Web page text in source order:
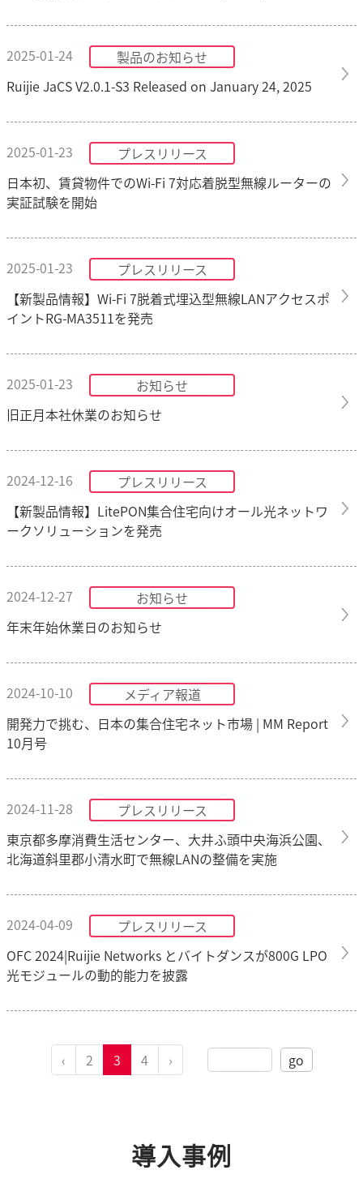
2025-01-24
製品のお知らせ
Ruijie JaCS V2.0.1-S3 Released on January 24, 2025
2025-01-23
プレスリリース
日本初、賃貸物件でのWi-Fi 7対応着脱型無線ルーターの
実証試験を開始
2025-01-23
プレスリリース
【新製品情報】Wi-Fi 7脱着式埋込型無線LANアクセスポ
イントRG-MA3511を発売
2025-01-23
お知らせ
旧正月本社休業のお知らせ
2024-12-16
プレスリリース
【新製品情報】LitePON集合住宅向けオール光ネットワ
ークソリューションを発売
2024-12-27
お知らせ
年末年始休業日のお知らせ
2024-10-10
メディア報道
開発力で挑む、日本の集合住宅ネット市場 | MM Report
10月号
2024-11-28
プレスリリース
東京都多摩消費生活センター、大井ふ頭中央海浜公園、
北海道斜里郡小清水町で無線LANの整備を実施
2024-04-09
プレスリリース
OFC 2024|Ruijie Networks とバイトダンスが800G LPO
光モジュールの動的能力を披露
‹ 2 3 4 › go
導入事例